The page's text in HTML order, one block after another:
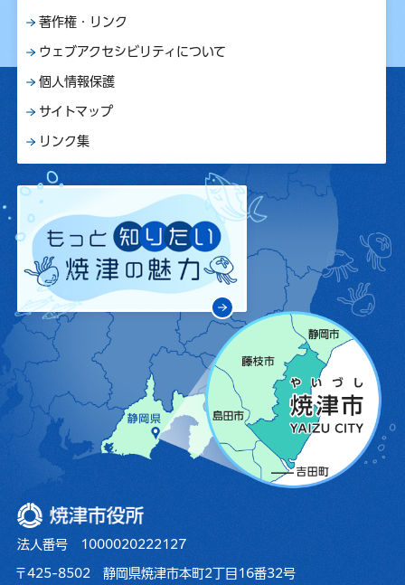
著作権・リンク
ウェブアクセシビリティについて
個人情報保護
サイトマップ
リンク集
焼津市役所
法人番号 1000020222127
〒425-8502 静岡県焼津市本町2丁目16番32号